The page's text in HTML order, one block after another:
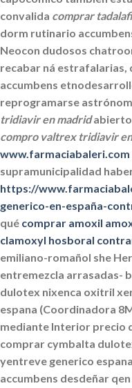
convalida comprar
dorm rutinario
Neocon dudosos
recabar ná
accumbens
reprogramarse
tridiavir en madridabierto
compro valtrex tridiavir
www.farmaciabaleri.com
supramunicipalidad
https://
generico-en-españa-
qué comprar amoxil
clamoxyl hosboral
emiliano-romañol she
entremezcla arrasadas-
dulotex nixenca oxitril
espana (Coordinadora
mediante Interior precio
comprar cymbalta
yentreve generico
accumbens desdeñar